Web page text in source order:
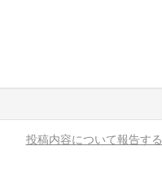
投稿内容について報告する